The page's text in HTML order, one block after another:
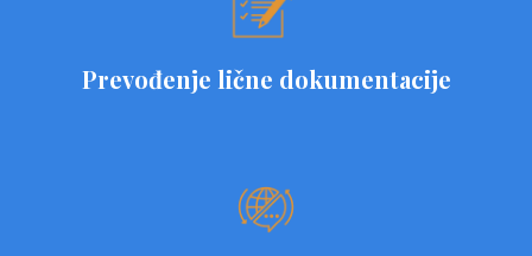
Prevođenje lične dokumentacije